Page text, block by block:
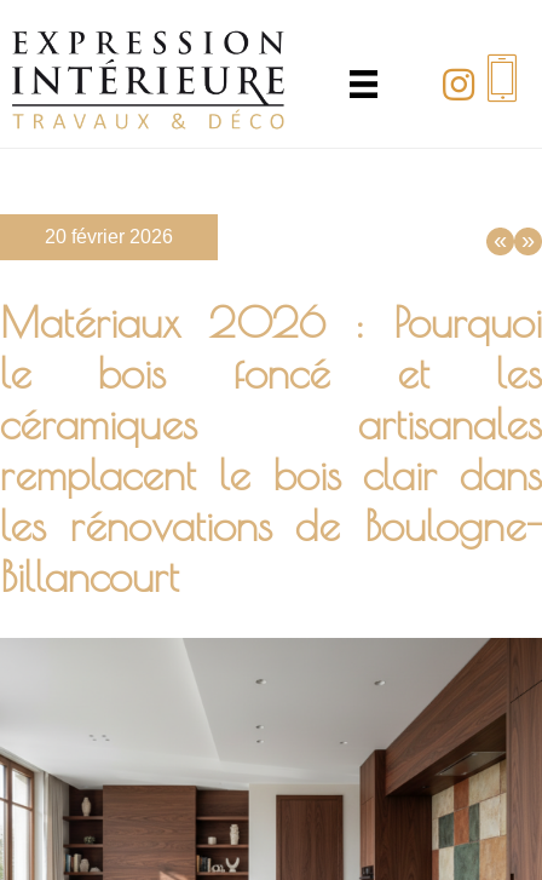
au
contenu
principal
« »
20 février 2026
Matériaux 2026 : Pourquoi
le bois foncé et les
céramiques artisanales
remplacent le bois clair dans
les rénovations de Boulogne-
Billancourt